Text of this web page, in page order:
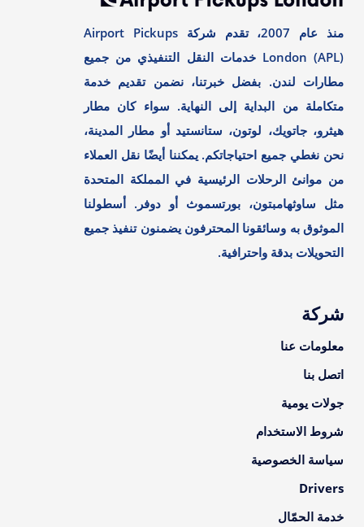
منذ عام 2007، تقدم شركة Airport Pickups
London (APL) خدمات النقل التنفيذي من جميع
مطارات لندن. بفضل خبرتنا، نضمن تقديم خدمة
متكاملة من البداية إلى النهاية. سواء كان مطار
هيثرو، جاتويك، لوتون، ستانستيد أو مطار المدينة،
نحن نغطي جميع احتياجاتكم. يمكننا أيضًا نقل العملاء
من موانئ الرحلات الرئيسية في المملكة المتحدة
مثل ساوثهامبتون، بورتسموث أو دوفر. أسطولنا
الموثوق به وسائقونا المحترفون يضمنون تنفيذ جميع
التحويلات بدقة واحترافية.
شركة
معلومات عنا
اتصل بنا
جولات يومية
شروط الاستخدام
سياسة الخصوصية
Drivers
خدمة الحمّال